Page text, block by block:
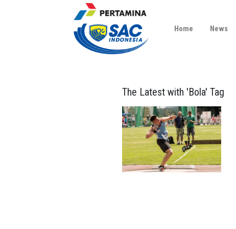
Home News
The Latest with 'Bola' Tag